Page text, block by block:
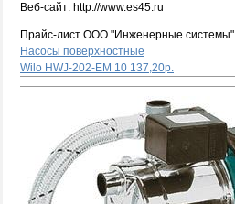
Веб-сайт: http://www.es45.ru
Прайс-лист ООО "Инженерные системы"
Насосы поверхностные
Wilo HWJ-202-EM 10 137,20р.